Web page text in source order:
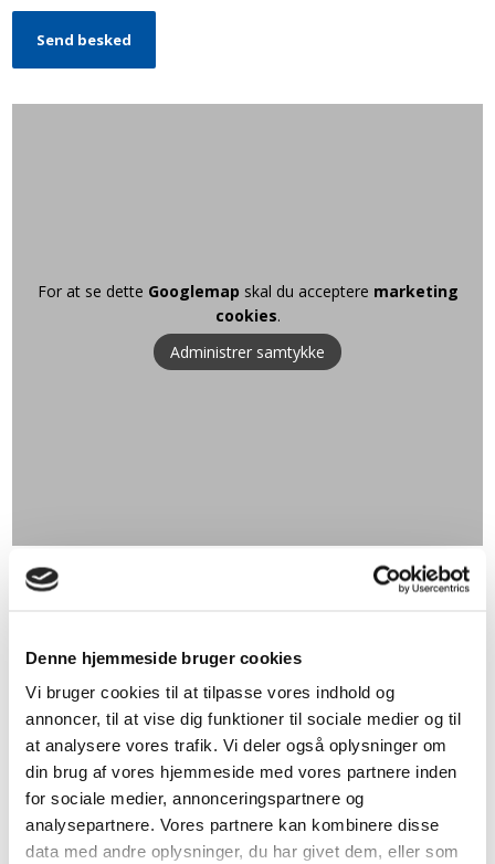
Denne hjemmeside bruger cookies
Vi bruger cookies til at tilpasse vores indhold og
annoncer, til at vise dig funktioner til sociale medier og til
at analysere vores trafik. Vi deler også oplysninger om
din brug af vores hjemmeside med vores partnere inden
for sociale medier, annonceringspartnere og
analysepartnere. Vores partnere kan kombinere disse
data med andre oplysninger, du har givet dem, eller som
For at se dette Googlemap skal du acceptere marketing
cookies.
Administrer samtykke
Interesseret i vores nyhedsbrev?
Med BBA's nyhedsbreve får du de vigtigste nyheder om f.eks.
skat og moms og andet relevant nyt direkte i din indbakke.
Nyhedsbrevene er naturligvis gratis og uforpligtende, og hvis du
fortryder din tilmelding, kan du ligeledes afmelde det via
nedenstående formular.